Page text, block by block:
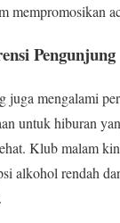
mempromosikan
Pengunjung
juga mengalami
untuk hiburan
Klub malam
alkohol rendah